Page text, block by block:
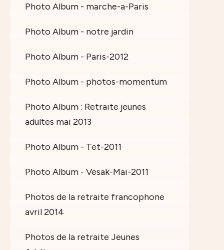
Photo Album - marche-a-Paris
Photo Album - notre jardin
Photo Album - Paris-2012
Photo Album - photos-momentum
Photo Album : Retraite jeunes
adultes mai 2013
Photo Album - Tet-2011
Photo Album - Vesak-Mai-2011
Photos de la retraite francophone
avril 2014
Photos de la retraite Jeunes